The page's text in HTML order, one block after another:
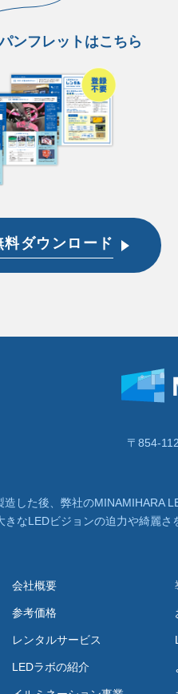
ンフレットはこちら
ダウンロード
〒854-
した後、弊社のMINAMIHARA
きなLEDビジョンの迫力や綺麗
会社概要
参考価格
レンタルサービス
LEDラボの紹介